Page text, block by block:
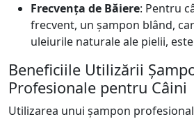
Frecvența de Băiere: Pentru
frecvent, un șampon blând,
uleiurile naturale ale pielii,
Beneficiile Utilizării
Profesionale pentru Câini
Utilizarea unui șampon